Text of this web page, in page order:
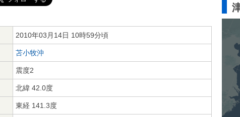
2010年03月14日 10時59分頃
苫小牧沖
震度2
北緯 42.0度
東経 141.3度